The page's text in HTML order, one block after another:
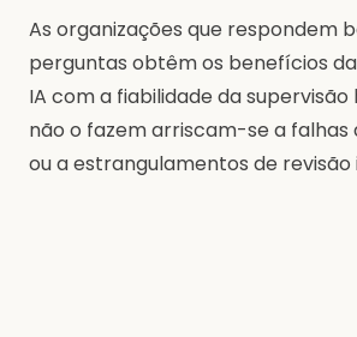
As organizações que respondem
perguntas obtêm os benefícios
IA com a fiabilidade da supervisão
não o fazem arriscam-se a falhas
ou a estrangulamentos de revisão